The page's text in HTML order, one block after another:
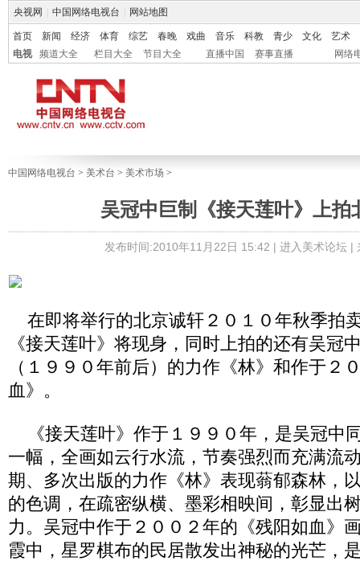
央视网 中国网络电视台 网站地图
首页 新闻 经济 体育 综艺 春晚 戏曲 音乐 科教 青少 文化
艺术
电视
频道大全 栏目大全 节目大全 直播中国 赛事直播 网络
中国网络电视台 > 美术台 > 美术市场 >
吴冠中巨制《接天莲叶》上拍
发布时间:2010年11月22日 15:42 | 进入美术论坛|
在即将举行的北京诚轩２０１０年秋季拍
《接天莲叶》将现身，同时上拍的还有吴冠
（１９９０年前后）的力作《林》和作于２
血》。
《接天莲叶》作于１９９０年，是吴冠中
一幅，全画如云行水流，节奏强烈而充满流
期、多次出版的力作《林》表现蓊郁森林，
的色调，在疏密纵横、墨彩相映间，彰显出
力。吴冠中作于２００２年的《残阳如血》
霞中，星罗棋布的民居散发出神秘的光芒，